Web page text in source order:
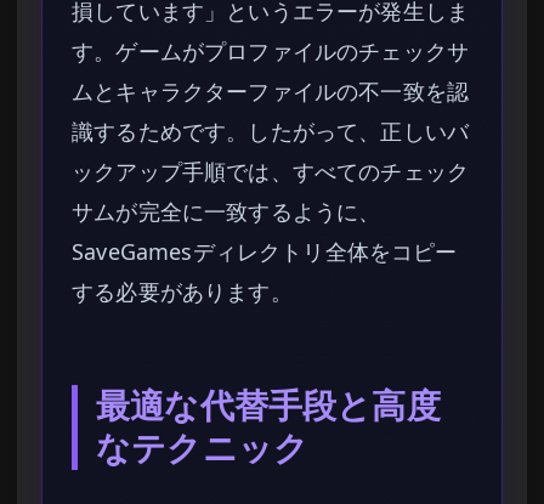
損しています」というエラーが発生しま
す。ゲームがプロファイルのチェックサ
ムとキャラクターファイルの不一致を認
識するためです。したがって、正しいバ
ックアップ手順では、すべてのチェック
サムが完全に一致するように、
SaveGamesディレクトリ全体をコピー
する必要があります。
最適な代替手段と高度
なテクニック